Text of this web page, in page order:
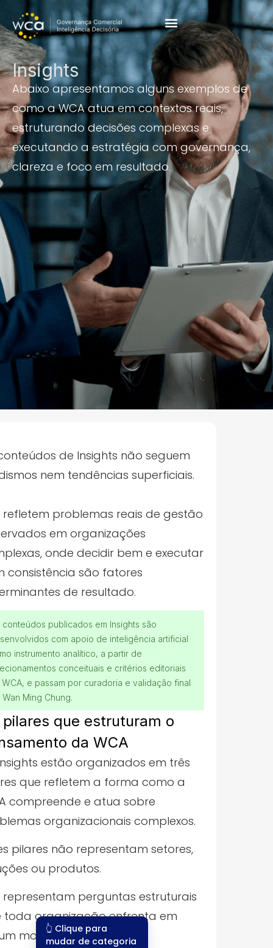
Insights
Abaixo apresentamos alguns exemplos de
como a WCA atua em contextos reais,
estruturando decisões complexas e
executando a estratégia com governança,
clareza e foco em resultado.
de Insights não seguem
nem tendências superficiais.
refletem problemas reais de gestão
em organizações
onde decidir bem e executar
consistência são fatores
de resultado.
conteúdos publicados em Insights são
com apoio de inteligência artificial
instrumento analítico, a partir de
conceituais e critérios editoriais
e passam por curadoria e validação final
Ming Chung.
pilares que estruturam o
da WCA
estão organizados em três
que refletem a forma como a
compreende e atua sobre
organizacionais complexos.
pilares não representam setores,
ou produtos.
representam perguntas estruturais
toda organização enfrenta em
momento.👆 Clique para
mudar de categoria